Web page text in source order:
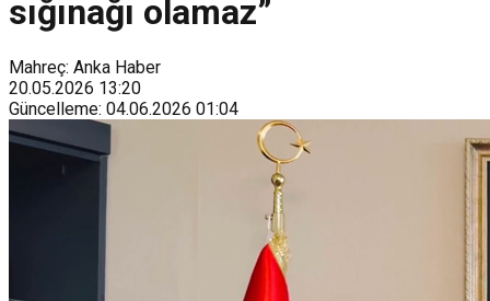
sığınağı olamaz”
Mahreç: Anka Haber
20.05.2026 13:20
Güncelleme: 04.06.2026 01:04